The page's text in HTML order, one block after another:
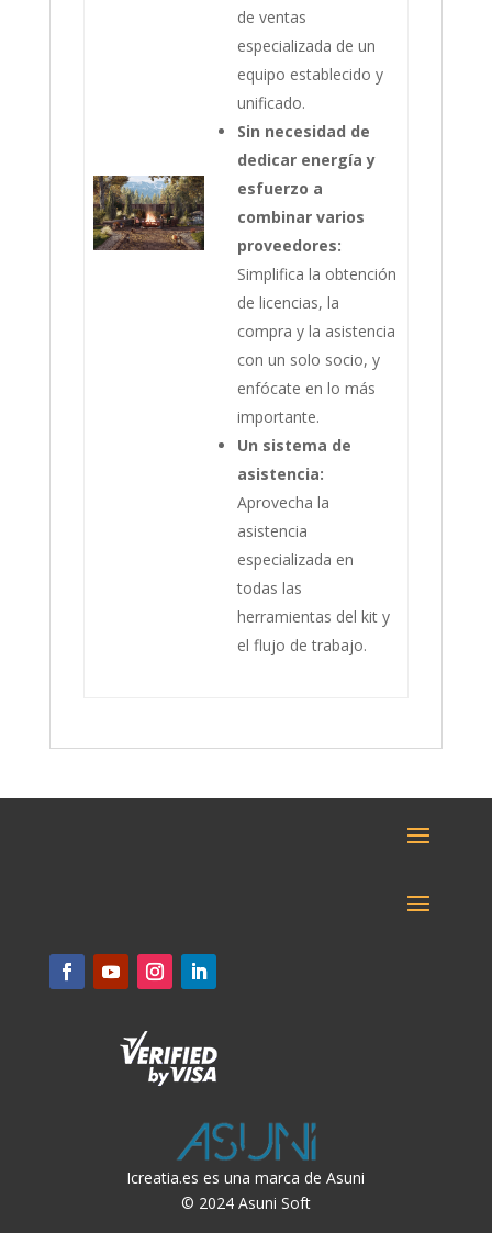
de ventas
especializada de un
equipo establecido y
unificado.
Sin necesidad de
dedicar energía y
esfuerzo a
combinar varios
proveedores:
Simplifica la obtención
de licencias, la
compra y la asistencia
con un solo socio, y
enfócate en lo más
importante.
Un sistema de
asistencia:
Aprovecha la
asistencia
especializada en
todas las
herramientas del kit y
el flujo de trabajo.
Icreatia.es es una marca de Asuni
© 2024 Asuni Soft